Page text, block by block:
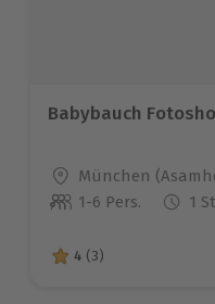
Babybauch
Standort
München
Anzahl der
1-6 Pers. 1
4 von 5 Sternen
4 (3)